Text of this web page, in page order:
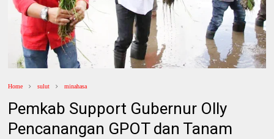
Home sulut minahasa
Pemkab Support Gubernur Olly
Pencanangan GPOT dan Tanam